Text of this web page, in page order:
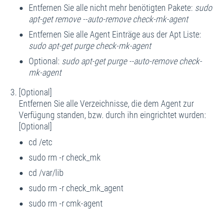
Entfernen Sie alle nicht mehr benötigten Pakete: sudo
apt-get remove --auto-remove check-mk-agent
Entfernen Sie alle Agent Einträge aus der Apt Liste:
sudo apt-get purge check-mk-agent
Optional: sudo apt-get purge --auto-remove check-
mk-agent
[Optional]
Entfernen Sie alle Verzeichnisse, die dem Agent zur
Verfügung standen, bzw. durch ihn eingrichtet wurden:
[Optional]
cd /etc
sudo rm -r check_mk
cd /var/lib
sudo rm -r check_mk_agent
sudo rm -r cmk-agent